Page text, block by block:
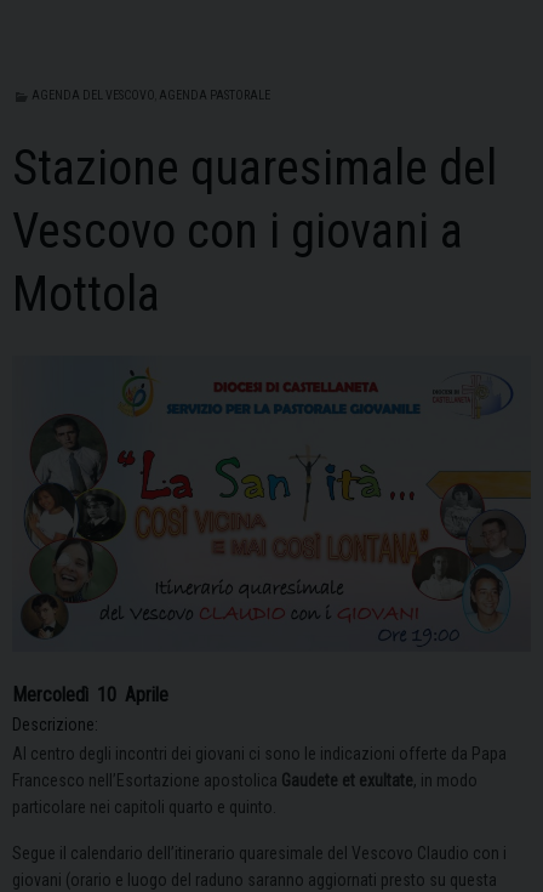
AGENDA DEL VESCOVO AGENDA PASTORALE
Stazione quaresimale del
Vescovo con i giovani a
Mottola
Mercoledì 10 Aprile
Descrizione:
Al centro degli incontri dei giovani ci sono le indicazioni offerte da Papa
Francesco nell’Esortazione apostolica Gaudete et exultate, in modo
particolare nei capitoli quarto e quinto.
Segue il calendario dell’itinerario quaresimale del Vescovo Claudio con i
giovani (orario e luogo del raduno saranno aggiornati presto su questa